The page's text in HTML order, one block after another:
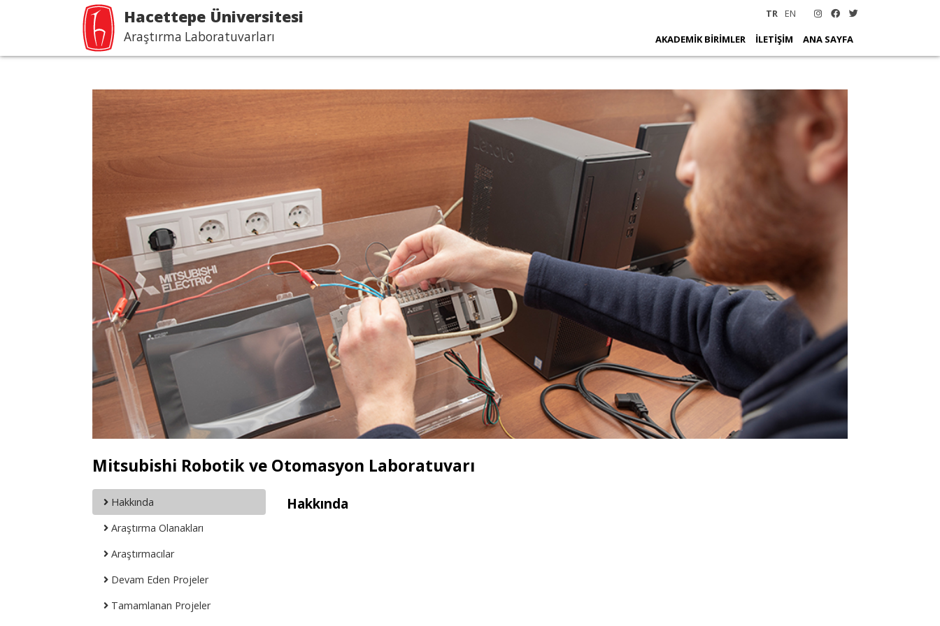
Hacettepe Üniversitesi
Araştırma Laboratuvarları
TR EN
AKADEMİK BİRİMLER İLETİŞİM ANA SAYFA
Mitsubishi Robotik ve Otomasyon Laboratuvarı
Hakkında
Araştırma Olanakları
Araştırmacılar
Devam Eden Projeler
Tamamlanan Projeler
Hakkında